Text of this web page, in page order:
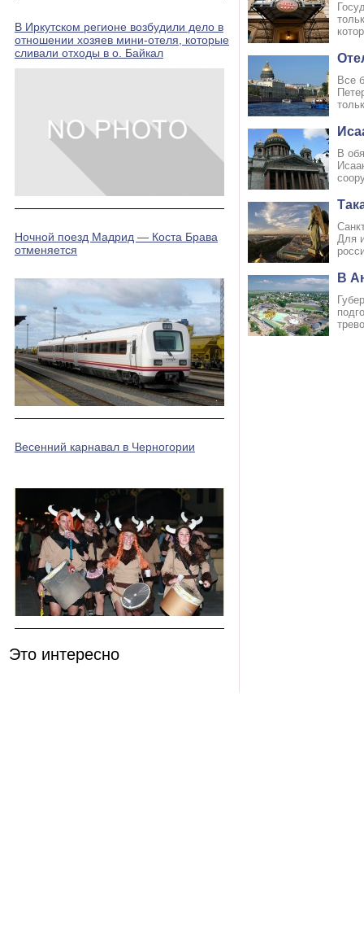
В Иркутском регионе возбудили дело в
отношении хозяев мини-отеля, которые
сливали отходы в о. Байкал
Ночной поезд Мадрид — Коста Брава
отменяется
Весенний карнавал в Черногории
Это интересно
Все
В
Для
В